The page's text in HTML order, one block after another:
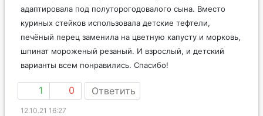
адаптировала под полуторогодовалого сына. Вместо
куриных стейков использовала детские тефтели,
печёный перец заменила на цветную капусту и морковь,
шпинат мороженый резаный. И взрослый, и детский
варианты всем понравились. Спасибо!
1 0 Ответить
12.10.21 16:27